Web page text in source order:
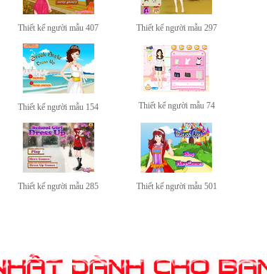
Thiết kế người mẫu 407 Thiết kế người mẫu 297
Thiết kế người mẫu 154 Thiết kế người mẫu 74
Thiết kế người mẫu 285 Thiết kế người mẫu 501